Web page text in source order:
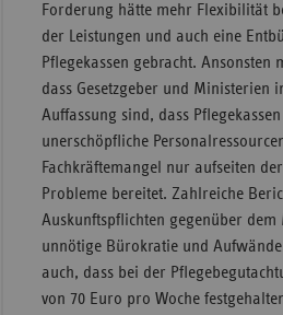
Forderung hätte mehr Flexibilität
der Leistungen und auch eine
Pflegekassen gebracht. Ansonsten
dass Gesetzgeber und Ministerien
Auffassung sind, dass
unerschöpfliche
Fachkräftemangel nur aufseiten
Probleme bereitet. Zahlreiche
Auskunftspflichten gegenüber
unnötige Bürokratie und
auch, dass bei der
von 70 Euro pro Woche